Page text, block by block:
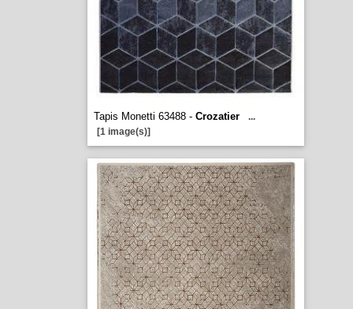
Tapis Monetti 63488 - Crozatier
...
[1 image(s)]